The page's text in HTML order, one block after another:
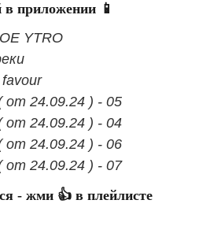
приложении 📱
YTRO
24.09.24 ) - 05
24.09.24 ) - 04
24.09.24 ) - 06
24.09.24 ) - 07
- жми 👍 в плейлисте